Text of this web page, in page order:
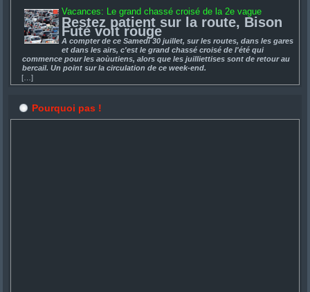
Vacances: Le grand chassé croisé de la 2e vague
Restez patient sur la route, Bison
Futé voit rouge
A compter de ce Samedi 30 juillet, sur les routes, dans les gares
et dans les airs, c'est le grand chassé croisé de l'été qui
commence pour les aoùutiens, alors que les juilliettises sont de retour au
bercail. Un point sur la circulation de ce week-end.
[…]
Pourquoi pas !